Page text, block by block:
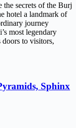
secrets of the Burj
hotel a landmark of
journey
most legendary
to visitors,
Sphinx